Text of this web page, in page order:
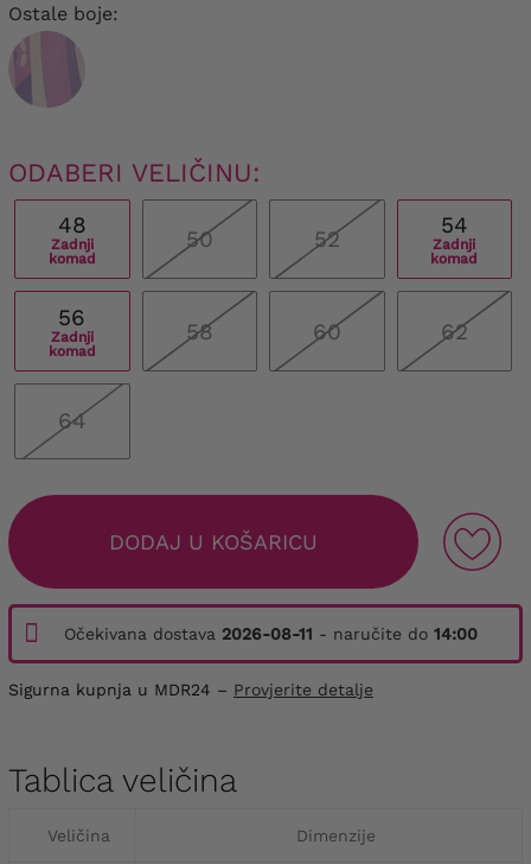
Ostale boje:
ODABERI VELIČINU:
48
Zadnji
komad
50 52
54
Zadnji
komad
56
Zadnji
komad
58 60 62
64
DODAJ U KOŠARICU
Očekivana dostava 2026-08-11 - naručite do 14:00
Sigurna kupnja u MDR24 – Provjerite detalje
Tablica veličina
Veličina Dimenzije